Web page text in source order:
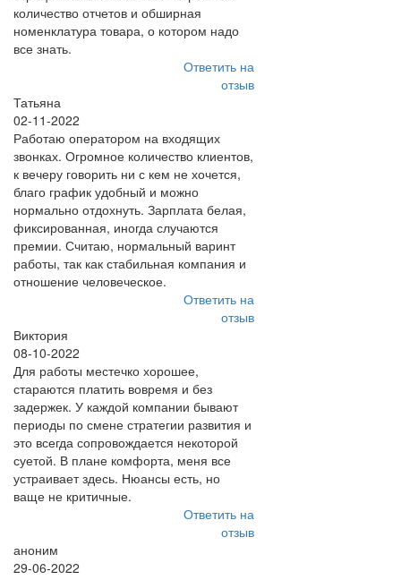
количество отчетов и обширная
номенклатура товара, о котором надо
все знать.
Ответить на
отзыв
Татьяна
02-11-2022
Работаю оператором на входящих
звонках. Огромное количество клиентов,
к вечеру говорить ни с кем не хочется,
благо график удобный и можно
нормально отдохнуть. Зарплата белая,
фиксированная, иногда случаются
премии. Считаю, нормальный варинт
работы, так как стабильная компания и
отношение человеческое.
Ответить на
отзыв
Виктория
08-10-2022
Для работы местечко хорошее,
стараются платить вовремя и без
задержек. У каждой компании бывают
периоды по смене стратегии развития и
это всегда сопровождается некоторой
суетой. В плане комфорта, меня все
устраивает здесь. Нюансы есть, но
ваще не критичные.
Ответить на
отзыв
аноним
29-06-2022